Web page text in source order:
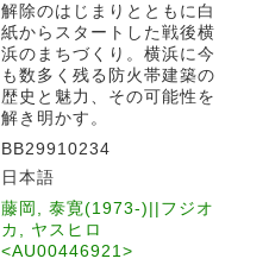
解除のはじまりとともに白
紙からスタートした戦後横
浜のまちづくり。横浜に今
も数多く残る防火帯建築の
歴史と魅力、その可能性を
解き明かす。
BB29910234
日本語
藤岡, 泰寛(1973-)||フジオ
カ, ヤスヒロ
<AU00446921>